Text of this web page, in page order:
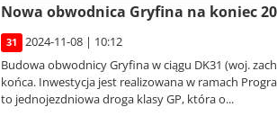
Nowa obwodnica Gryfina na koniec
31
2024-11-08 | 10:12
Budowa obwodnicy Gryfina w ciągu DK31 (woj.
końca. Inwestycja jest realizowana w ramach
to jednojezdniowa droga klasy GP, która o...